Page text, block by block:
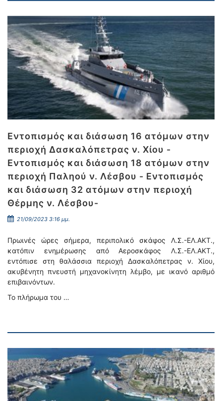
Εντοπισμός και διάσωση 16 ατόμων στην
περιοχή Δασκαλόπετρας ν. Χίου -
Εντοπισμός και διάσωση 18 ατόμων στην
περιοχή Παληού ν. Λέσβου - Εντοπισμός
και διάσωση 32 ατόμων στην περιοχή
Θέρμης ν. Λέσβου-
21/09/2023 3:16 μμ.
Πρωινές ώρες σήμερα, περιπολικό σκάφος Λ.Σ.-ΕΛ.ΑΚΤ.,
κατόπιν ενημέρωσης από Αεροσκάφος Λ.Σ.-ΕΛ.ΑΚΤ.,
εντόπισε στη θαλάσσια περιοχή Δασκαλόπετρας ν. Χίου,
ακυβένητη πνευστή μηχανοκίνητη λέμβο, με ικανό αριθμό
επιβαινόντων.
Το πλήρωμα του …